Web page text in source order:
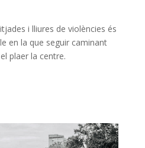
i lliures de violències és
en la que seguir caminant
plaer la centre.